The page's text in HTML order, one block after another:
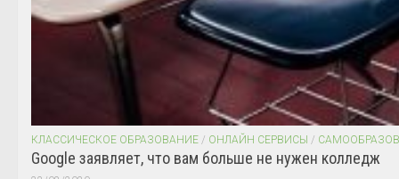
КЛАССИЧЕСКОЕ ОБРАЗОВАНИЕ / ОНЛАЙН СЕРВИСЫ /
Google заявляет, что вам больше не нужен колледж